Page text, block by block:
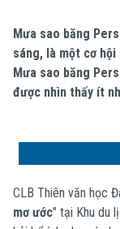
Mưa sao băng
sáng, là một cơ
Mưa sao băng
được nhìn thấy ít
CLB Thiên văn học
mơ ước" tại Khu du